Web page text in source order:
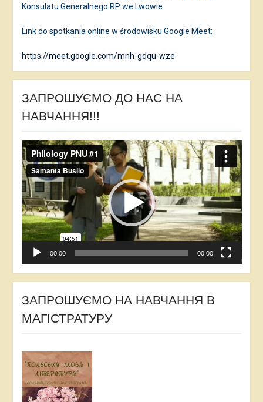
Konsulatu Generalnego RP we Lwowie.
Link do spotkania online w środowisku Google Meet:
https://meet.google.com/mnh-gdqu-wze
ЗАПРОШУЄМО ДО НАС НА
НАВЧАННЯ!!!
Відеопрогравач
00:00 00:00
ЗАПРОШУЄМО НА НАВЧАННЯ В
МАГІСТРАТУРУ